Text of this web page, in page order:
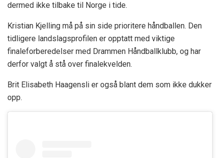
dermed ikke tilbake til Norge i tide.
Kristian Kjelling må på sin side prioritere håndballen. Den
tidligere landslagsprofilen er opptatt med viktige
finaleforberedelser med Drammen Håndballklubb, og har
derfor valgt å stå over finalekvelden.
Brit Elisabeth Haagensli er også blant dem som ikke dukker
opp.